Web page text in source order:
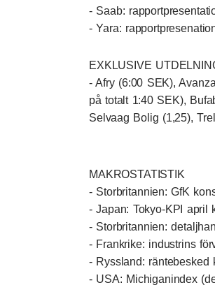
- Saab:
- Yara:
EXKLUSIVE
- Afry (6:00 SEK),
på totalt 1:40 SEK),
Selvaag Bolig (1,25),
MAKROSTATISTIK
- Storbritannien: GfK
- Japan: Tokyo-KPI april
- Storbritannien:
- Frankrike: industrins
- Ryssland: räntebesked
- USA: Michiganindex